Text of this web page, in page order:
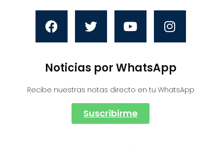
Noticias por WhatsApp
Recibe nuestras notas directo en tu WhatsApp
Suscribirme